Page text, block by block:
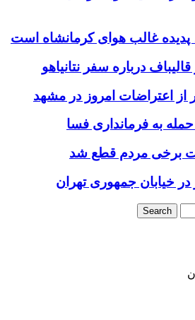
پدیده غالب هوای کرمانشاه است
درباره سفر نتانیاهو
اعتراضات امروز در مشهد
برخی مردم قطع شد
در خیابان جمهوری تهران